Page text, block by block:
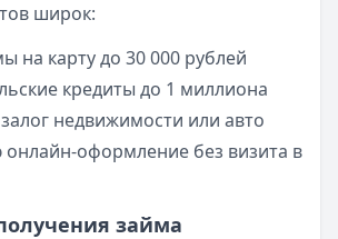
широк:
на карту до 30 000 рублей
кредиты до 1 миллиона
недвижимости или авто
оформление без визита в
займа